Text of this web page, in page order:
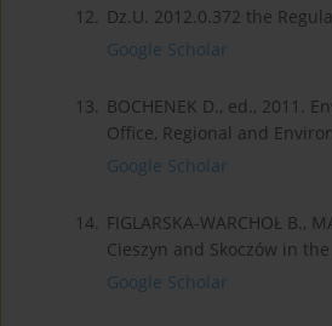
12. Dz.U. 2012.0.372 the
Google Scholar
13. BOCHENEK D., ed.,
Office, Regional and
Google Scholar
14. FIGLARSKA-WARCHOŁ
Cieszyn and Skoczów in
Google Scholar